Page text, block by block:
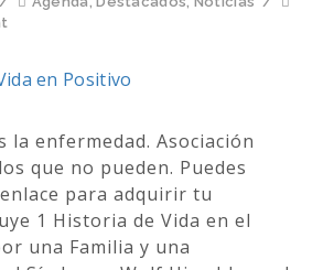
la enfermedad. Asociación
que no pueden. Puedes
para adquirir tu
1 Historia de Vida en el
una Familia y una